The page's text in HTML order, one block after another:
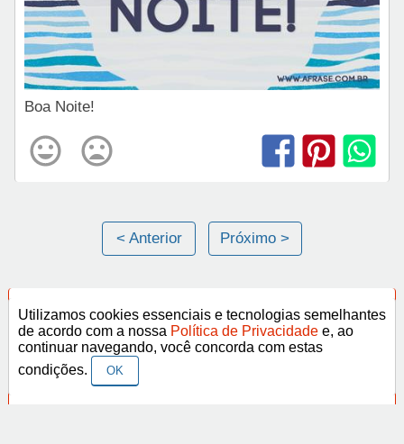
Boa Noite!
< Anterior Próximo >
Categorias
Frases Religiosas
Frases Românticas
Utilizamos cookies essenciais e tecnologias semelhantes
de acordo com a nossa Política de Privacidade e, ao
continuar navegando, você concorda com estas
condições.
OK